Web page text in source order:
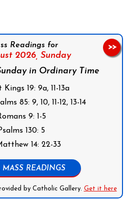
Readings for
2026, Sunday
in Ordinary Time
Kings 19: 9a, 11-13a
85: 9, 10, 11-12, 13-14
9: 1-5
130: 5
14: 22-33
MASS READINGS
by Catholic Gallery. Get it here
>>